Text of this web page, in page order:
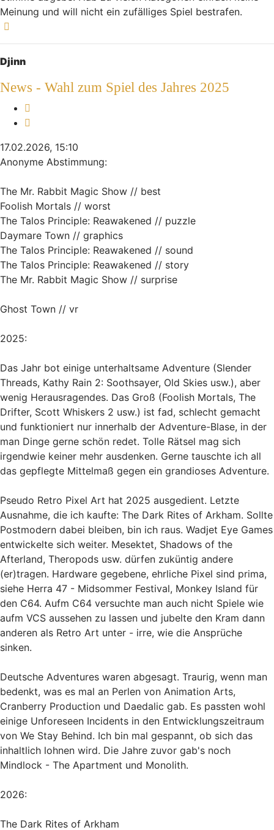
Meinung und will nicht ein zufälliges Spiel bestrafen.
Djinn
News - Wahl zum Spiel des Jahres 2025
17.02.2026, 15:10
Anonyme Abstimmung:
The Mr. Rabbit Magic Show // best
Foolish Mortals // worst
The Talos Principle: Reawakened // puzzle
Daymare Town // graphics
The Talos Principle: Reawakened // sound
The Talos Principle: Reawakened // story
The Mr. Rabbit Magic Show // surprise
Ghost Town // vr
2025:
Das Jahr bot einige unterhaltsame Adventure (Slender
Threads, Kathy Rain 2: Soothsayer, Old Skies usw.), aber
wenig Herausragendes. Das Groß (Foolish Mortals, The
Drifter, Scott Whiskers 2 usw.) ist fad, schlecht gemacht
und funktioniert nur innerhalb der Adventure-Blase, in der
man Dinge gerne schön redet. Tolle Rätsel mag sich
irgendwie keiner mehr ausdenken. Gerne tauschte ich all
das gepflegte Mittelmaß gegen ein grandioses Adventure.
Pseudo Retro Pixel Art hat 2025 ausgedient. Letzte
Ausnahme, die ich kaufte: The Dark Rites of Arkham. Sollte
Postmodern dabei bleiben, bin ich raus. Wadjet Eye Games
entwickelte sich weiter. Mesektet, Shadows of the
Afterland, Theropods usw. dürfen zuküntig andere
(er)tragen. Hardware gegebene, ehrliche Pixel sind prima,
siehe Herra 47 - Midsommer Festival, Monkey Island für
den C64. Aufm C64 versuchte man auch nicht Spiele wie
aufm VCS aussehen zu lassen und jubelte den Kram dann
anderen als Retro Art unter - irre, wie die Ansprüche
sinken.
Deutsche Adventures waren abgesagt. Traurig, wenn man
bedenkt, was es mal an Perlen von Animation Arts,
Cranberry Production und Daedalic gab. Es passten wohl
einige Unforeseen Incidents in den Entwicklungszeitraum
von We Stay Behind. Ich bin mal gespannt, ob sich das
inhaltlich lohnen wird. Die Jahre zuvor gab's noch
Mindlock - The Apartment und Monolith.
2026:
The Dark Rites of Arkham